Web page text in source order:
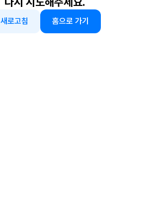
새로고침 홈으로 가기